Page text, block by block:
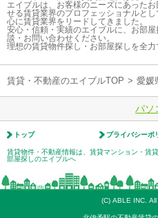
エイブルは、お客様のニーズにあった
せる賃貸業界のプロフェッショナルと
心に賃貸業界をリードしてきました。
安心・信頼・実績のエイブルに、お部
談・お問い合わせください。
理想の賃貸物件探し・お部屋探しを全力
賃貸・不動産のエイブルTOP > 愛媛
パソ
トップ プライバシーポ
賃貸物件・不動産情報は、賃貸マンション・賃
部屋探しのエイブルへ
(C) ABLE INC. All